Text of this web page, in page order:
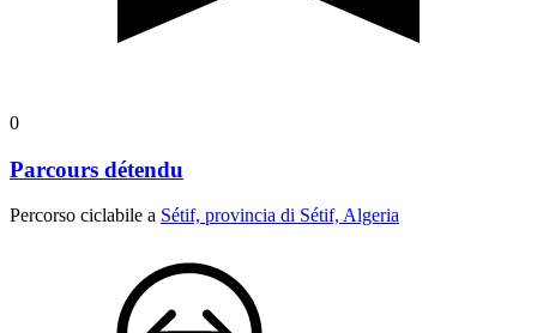
0
Parcours détendu
Percorso ciclabile a Sétif, provincia di Sétif, Algeria